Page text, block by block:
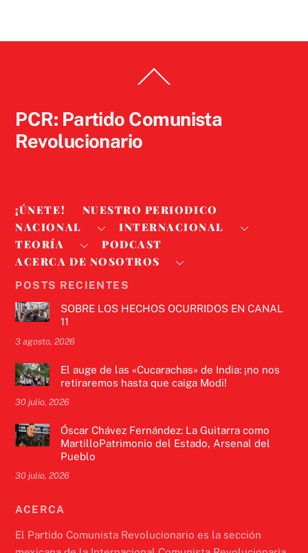
To
PCR: Partido Comunista
Revolucionario
¡ÚNETE!
NUESTRO PERIODICO
NACIONAL
INTERNACIONAL
TEORÍA
PODCAST
ACERCA DE NOSOTROS
POSTS RECIENTES
SOBRE LOS HECHOS OCURRIDOS EN CANAL
11
3 agosto, 2026
El auge de las «Cucarachas» de India: ¡no nos
retiraremos hasta que caiga Modi!
30 julio, 2026
Óscar Chávez Fernández: La Guitarra como
MartilloPatrimonio del Estado, Arsenal del
Pueblo
30 julio, 2026
ACERCA
El Partido Comunista Revolucionario es la sección